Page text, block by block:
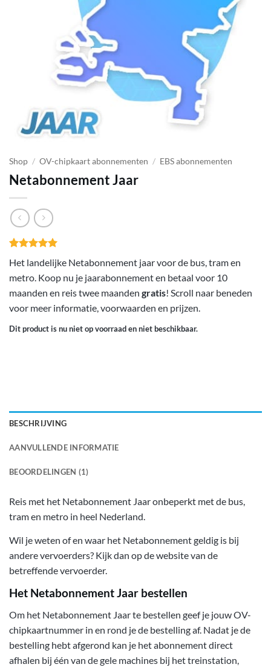
Shop / OV-chipkaart abonnementen / EBS abonnementen
Netabonnement Jaar
5op 5
gebaseerd
waardering
Het landelijke Netabonnement jaar voor de bus, tram en
metro. Koop nu je jaarabonnement en betaal voor 10
maanden en reis twee maanden gratis! Scroll naar beneden
voor meer informatie, voorwaarden en prijzen.
Dit product is nu niet op voorraad en niet beschikbaar.
BESCHRIJVING
AANVULLENDE INFORMATIE
BEOORDELINGEN (1)
Reis met het Netabonnement Jaar onbeperkt met de bus,
tram en metro in heel Nederland.
Wil je weten of en waar het Netabonnement geldig is bij
andere vervoerders? Kijk dan op de website van de
betreffende vervoerder.
Het Netabonnement Jaar bestellen
Om het Netabonnement Jaar te bestellen geef je jouw OV-
chipkaartnummer in en rond je de bestelling af. Nadat je de
bestelling hebt afgerond kan je het abonnement direct
afhalen bij één van de gele machines bij het treinstation,